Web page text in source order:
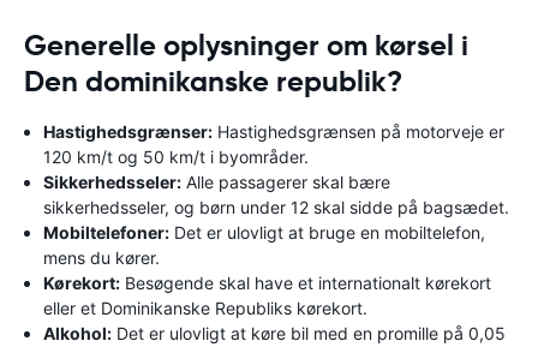
Generelle oplysninger om kørsel i
Den dominikanske republik?
Hastighedsgrænser: Hastighedsgrænsen på motorveje er
120 km/t og 50 km/t i byområder.
Sikkerhedsseler: Alle passagerer skal bære
sikkerhedsseler, og børn under 12 skal sidde på bagsædet.
Mobiltelefoner: Det er ulovligt at bruge en mobiltelefon,
mens du kører.
Kørekort: Besøgende skal have et internationalt kørekort
eller et Dominikanske Republiks kørekort.
Alkohol: Det er ulovligt at køre bil med en promille på 0,05